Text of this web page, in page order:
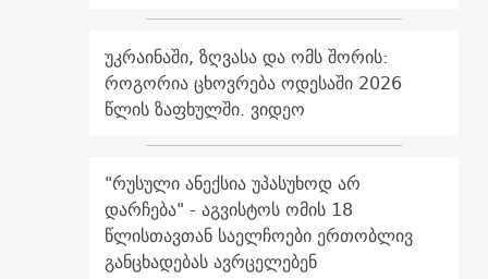
უკრაინაში, ზღვასა და ომს შორის:
როგორია ცხოვრება ოდესაში 2026
წლის ზაფხულში. ვიდეო
"რუსული ანექსია უპასუხოდ არ
დარჩება" - აგვისტოს ომის 18
წლისთავთან საელჩოები ერთობლივ
განცხადებას ავრცელებენ